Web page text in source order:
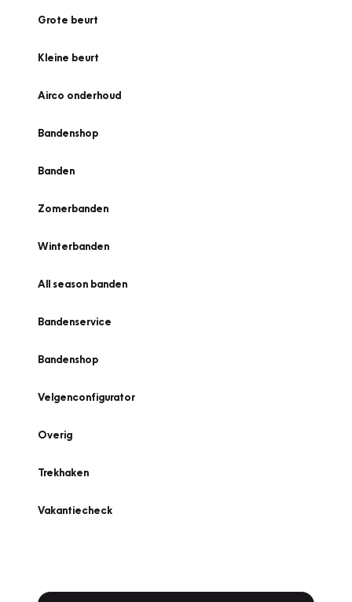
Grote beurt
Kleine beurt
Airco onderhoud
Bandenshop
Banden
Zomerbanden
Winterbanden
All season banden
Bandenservice
Bandenshop
Velgenconfigurator
Overig
Trekhaken
Vakantiecheck